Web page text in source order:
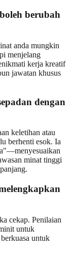
berubah
anda mungkin
menjelang
kerja kreatif
jawatan khusus
dengan
keletihan atau
berhenti esok. Ia
minat tinggi
cekap. Penilaian
untuk
untuk